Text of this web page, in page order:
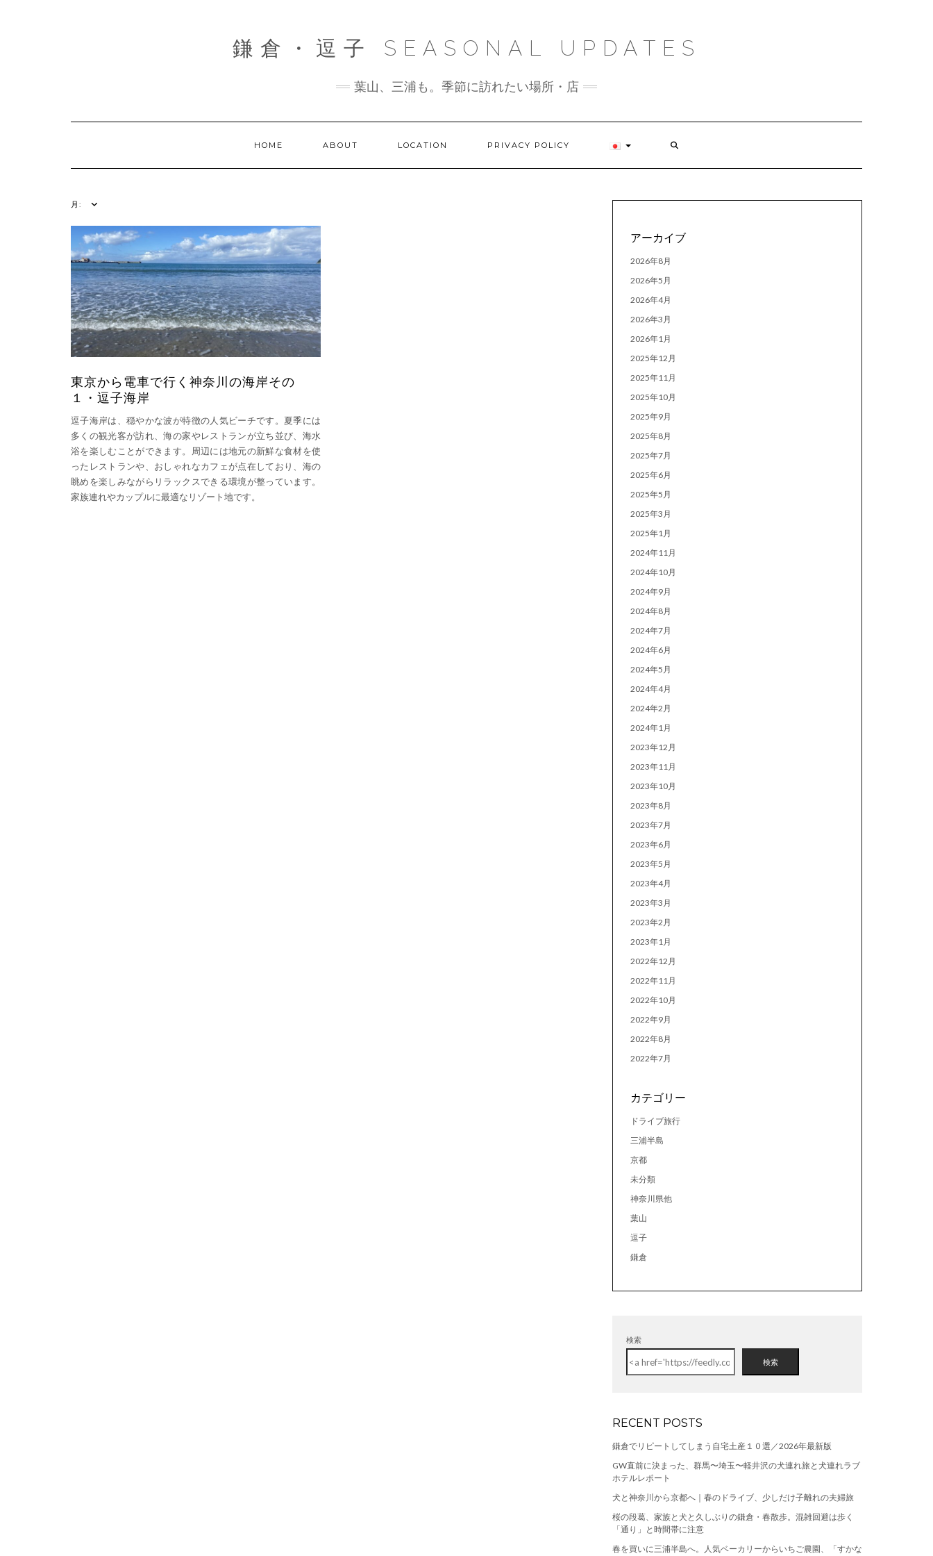
鎌倉・逗子 SEASONAL UPDATES
葉山、三浦も。季節に訪れたい場所・店
HOME ABOUT LOCATION PRIVACY POLICY
月:
東京から電車で行く神奈川の海岸その
１・逗子海岸
逗子海岸は、穏やかな波が特徴の人気ビーチです。夏季には
多くの観光客が訪れ、海の家やレストランが立ち並び、海水
浴を楽しむことができます。周辺には地元の新鮮な食材を使
ったレストランや、おしゃれなカフェが点在しており、海の
眺めを楽しみながらリラックスできる環境が整っています。
家族連れやカップルに最適なリゾート地です。
アーカイブ
2026年8月
2026年5月
2026年4月
2026年3月
2026年1月
2025年12月
2025年11月
2025年10月
2025年9月
2025年8月
2025年7月
2025年6月
2025年5月
2025年3月
2025年1月
2024年11月
2024年10月
2024年9月
2024年8月
2024年7月
2024年6月
2024年5月
2024年4月
2024年2月
2024年1月
2023年12月
2023年11月
2023年10月
2023年8月
2023年7月
2023年6月
2023年5月
2023年4月
2023年3月
2023年2月
2023年1月
2022年12月
2022年11月
2022年10月
2022年9月
2022年8月
2022年7月
カテゴリー
ドライブ旅行
三浦半島
京都
未分類
神奈川県他
葉山
逗子
鎌倉
検索
検索
RECENT POSTS
鎌倉でリピートしてしまう自宅土産１０選／2026年最新版
GW直前に決まった、群馬〜埼玉〜軽井沢の犬連れ旅と犬連れラブ
ホテルレポート
犬と神奈川から京都へ｜春のドライブ、少しだけ子離れの夫婦旅
桜の段葛、家族と犬と久しぶりの鎌倉・春散歩。混雑回避は歩く
「通り」と時間帯に注意
春を買いに三浦半島へ。人気ベーカリーからいちご農園、「すかな